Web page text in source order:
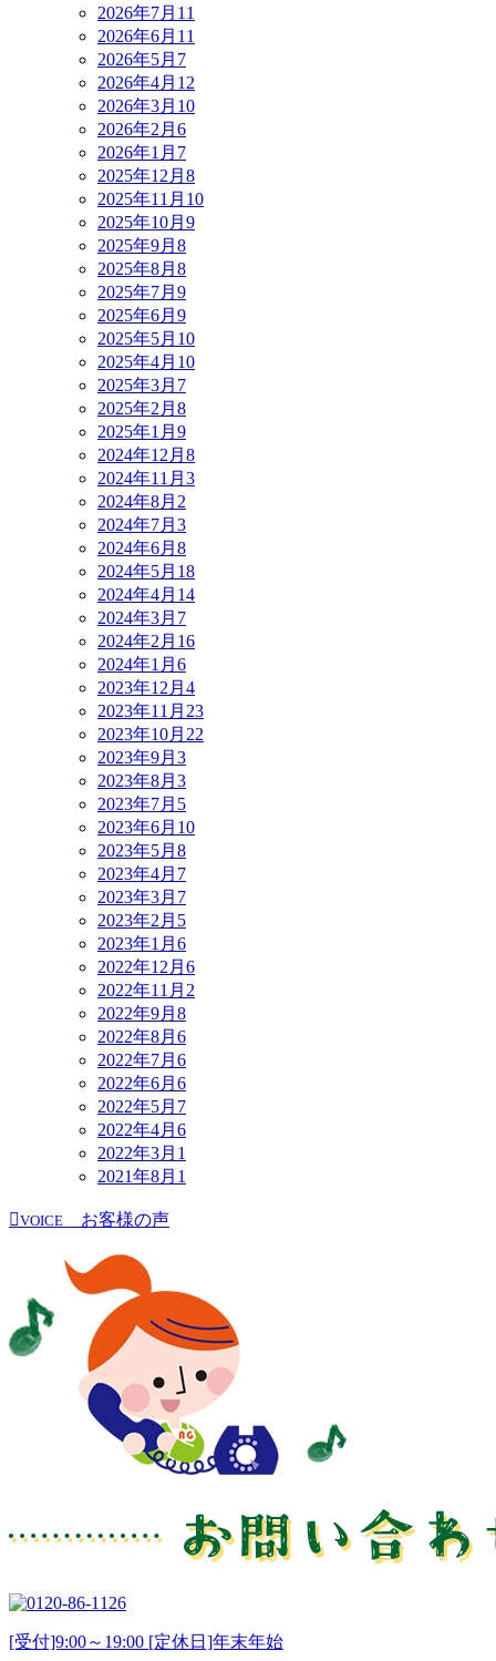
2026年7月 11
2026年6月 11
2026年5月 7
2026年4月 12
2026年3月 10
2026年2月 6
2026年1月 7
2025年12月 8
2025年11月 10
2025年10月 9
2025年9月 8
2025年8月 8
2025年7月 9
2025年6月 9
2025年5月 10
2025年4月 10
2025年3月 7
2025年2月 8
2025年1月 9
2024年12月 8
2024年11月 3
2024年8月 2
2024年7月 3
2024年6月 8
2024年5月 18
2024年4月 14
2024年3月 7
2024年2月 16
2024年1月 6
2023年12月 4
2023年11月 23
2023年10月 22
2023年9月 3
2023年8月 3
2023年7月 5
2023年6月 10
2023年5月 8
2023年4月 7
2023年3月 7
2023年2月 5
2023年1月 6
2022年12月 6
2022年11月 2
2022年9月 8
2022年8月 6
2022年7月 6
2022年6月 6
2022年5月 7
2022年4月 6
2022年3月 1
2021年8月 1
VOICE お客様の声
[受付]9:00～19:00 [定休日]年末年始